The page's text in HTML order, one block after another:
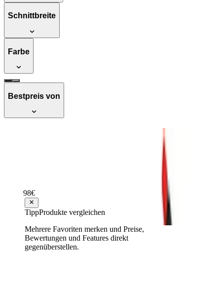
Schnittbreite
Farbe
Bestpreis von
SOLO 441 Akku Rückenspritze -
Drucksprüher Made in Germany, Weiß
Empfehlenswert
98€
Solo schultertragbarer Akku
Drucksprüher 206 Eazy Made in
TippProdukte vergleichen
Mehrere Favoriten merken und Preise,
Bewertungen und Features direkt
gegenüberstellen.